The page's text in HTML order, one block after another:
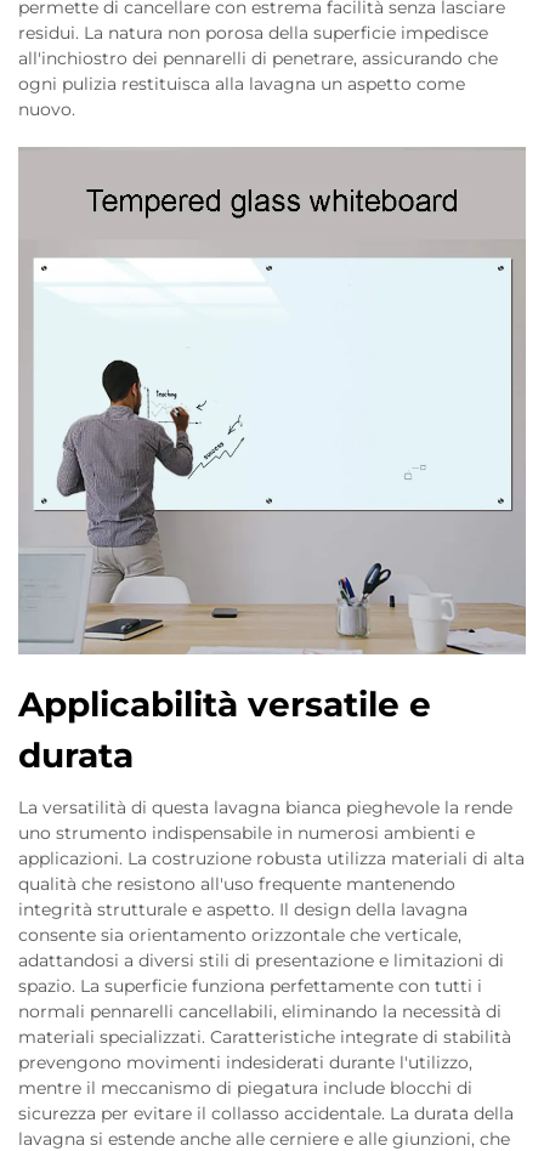
permette di cancellare con estrema facilità senza lasciare
residui. La natura non porosa della superficie impedisce
all'inchiostro dei pennarelli di penetrare, assicurando che
ogni pulizia restituisca alla lavagna un aspetto come
nuovo.
Applicabilità versatile e
durata
La versatilità di questa lavagna bianca pieghevole la rende
uno strumento indispensabile in numerosi ambienti e
applicazioni. La costruzione robusta utilizza materiali di alta
qualità che resistono all'uso frequente mantenendo
integrità strutturale e aspetto. Il design della lavagna
consente sia orientamento orizzontale che verticale,
adattandosi a diversi stili di presentazione e limitazioni di
spazio. La superficie funziona perfettamente con tutti i
normali pennarelli cancellabili, eliminando la necessità di
materiali specializzati. Caratteristiche integrate di stabilità
prevengono movimenti indesiderati durante l'utilizzo,
mentre il meccanismo di piegatura include blocchi di
sicurezza per evitare il collasso accidentale. La durata della
lavagna si estende anche alle cerniere e alle giunzioni, che